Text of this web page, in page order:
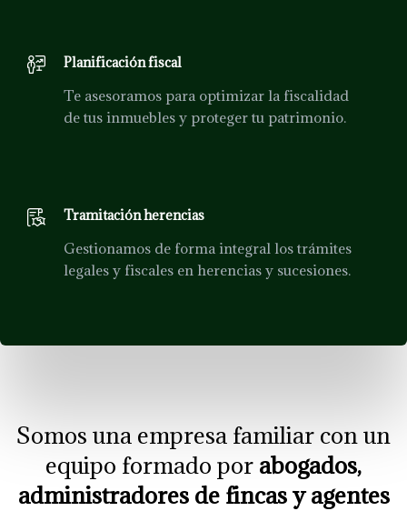
Planificación fiscal
Te asesoramos para optimizar la fiscalidad
de tus inmuebles y proteger tu patrimonio.
Tramitación herencias
Gestionamos de forma integral los trámites
legales y fiscales en herencias y sucesiones.
Somos una empresa familiar con un
equipo formado por abogados,
administradores de fincas y agentes